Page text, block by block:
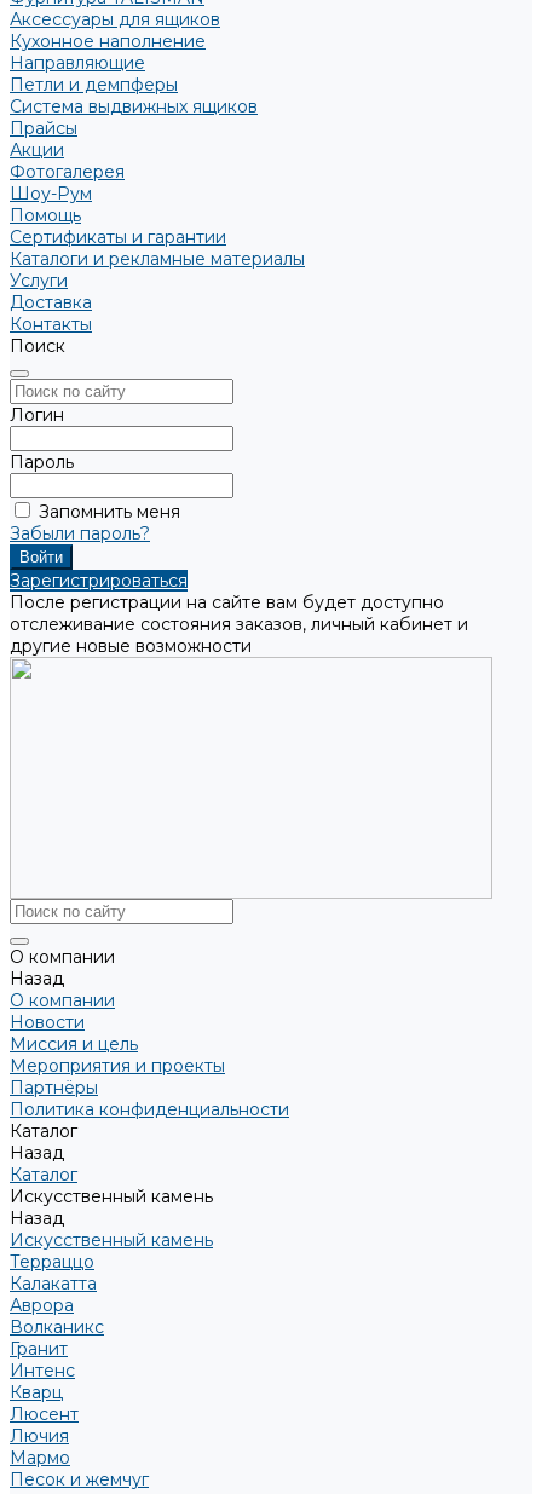
Аксессуары для ящиков
Кухонное наполнение
Направляющие
Петли и демпферы
Система выдвижных ящиков
Прайсы
Акции
Фотогалерея
Шоу-Рум
Помощь
Сертификаты и гарантии
Каталоги и рекламные материалы
Услуги
Доставка
Контакты
Поиск
Логин
Пароль
Запомнить меня
Забыли пароль?
Зарегистрироваться
После регистрации на сайте вам будет доступно
отслеживание состояния заказов, личный кабинет и
другие новые возможности
О компании
Назад
О компании
Новости
Миссия и цель
Мероприятия и проекты
Партнёры
Политика конфиденциальности
Каталог
Назад
Каталог
Искусственный камень
Назад
Искусственный камень
Терраццо
Калакатта
Аврора
Волканикс
Гранит
Интенс
Кварц
Люсент
Лючия
Мармо
Песок и жемчуг